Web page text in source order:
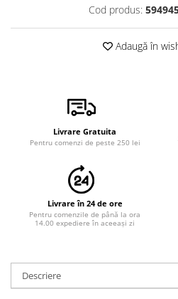
Cod produs:
Adaugă în
Livrare Gratuita
Pentru comenzi de peste 250 lei
Livrare în 24 de ore
Pentru comenzile de până la ora
14.00 expediere în aceeași zi
Descriere